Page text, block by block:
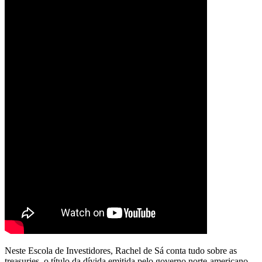
Neste Escola de Investidores, Rachel de Sá conta tudo sobre as